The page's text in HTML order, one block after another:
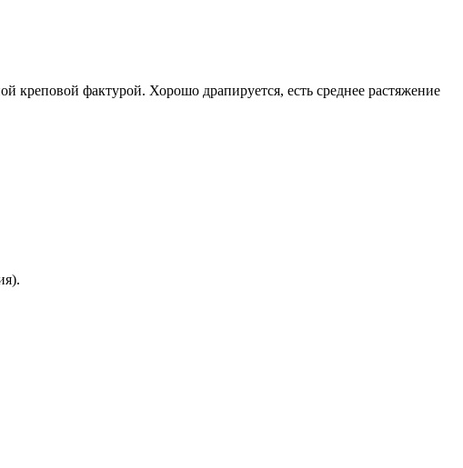
креповой фактурой. Хорошо драпируется, есть среднее растяжение